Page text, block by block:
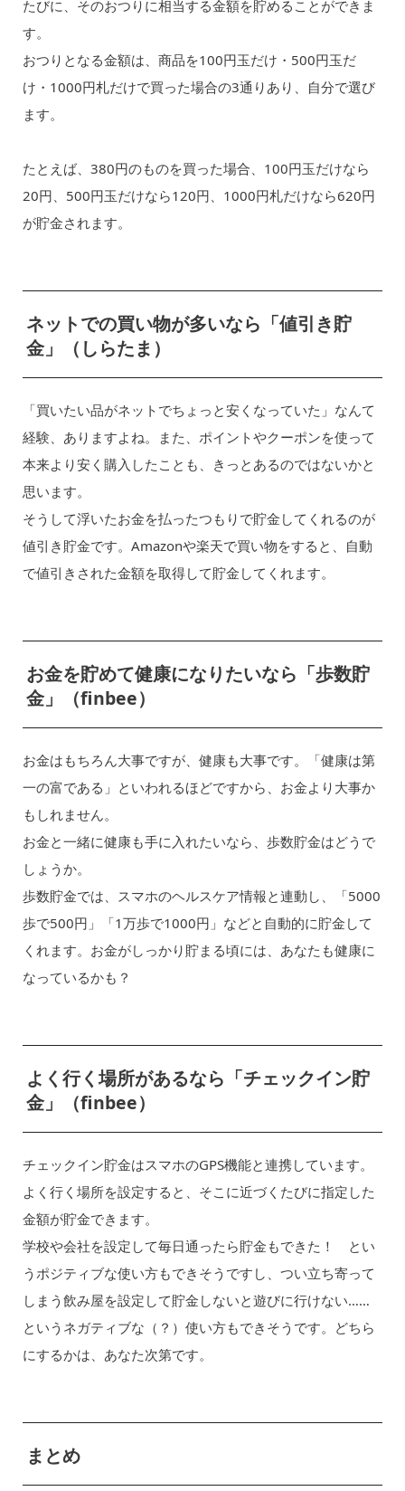
たびに、そのおつりに相当する金額を貯めることができま
す。
おつりとなる金額は、商品を100円玉だけ・500円玉だ
け・1000円札だけで買った場合の3通りあり、自分で選び
ます。
たとえば、380円のものを買った場合、100円玉だけなら
20円、500円玉だけなら120円、1000円札だけなら620円
が貯金されます。
ネットでの買い物が多いなら「値引き貯
金」（しらたま）
「買いたい品がネットでちょっと安くなっていた」なんて
経験、ありますよね。また、ポイントやクーポンを使って
本来より安く購入したことも、きっとあるのではないかと
思います。
そうして浮いたお金を払ったつもりで貯金してくれるのが
値引き貯金です。Amazonや楽天で買い物をすると、自動
で値引きされた金額を取得して貯金してくれます。
お金を貯めて健康になりたいなら「歩数貯
金」（finbee）
お金はもちろん大事ですが、健康も大事です。「健康は第
一の富である」といわれるほどですから、お金より大事か
もしれません。
お金と一緒に健康も手に入れたいなら、歩数貯金はどうで
しょうか。
歩数貯金では、スマホのヘルスケア情報と連動し、「5000
歩で500円」「1万歩で1000円」などと自動的に貯金して
くれます。お金がしっかり貯まる頃には、あなたも健康に
なっているかも？
よく行く場所があるなら「チェックイン貯
金」（finbee）
チェックイン貯金はスマホのGPS機能と連携しています。
よく行く場所を設定すると、そこに近づくたびに指定した
金額が貯金できます。
学校や会社を設定して毎日通ったら貯金もできた！ とい
うポジティブな使い方もできそうですし、つい立ち寄って
しまう飲み屋を設定して貯金しないと遊びに行けない……
というネガティブな（？）使い方もできそうです。どちら
にするかは、あなた次第です。
まとめ